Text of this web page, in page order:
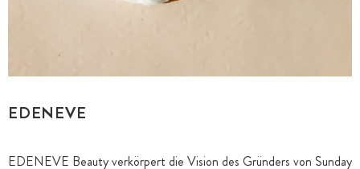
EDENEVE
EDENEVE Beauty verkörpert die Vision des Gründers von Sunday